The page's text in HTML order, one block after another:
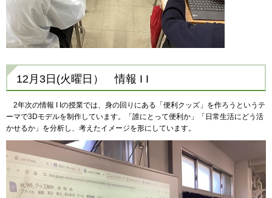
12月3日(火曜日） 情報 I I
2年次の情報 I Iの授業では、身の回りにある「便利クッズ」を作ろうというテ
ーマで3Dモデルを制作しています。「誰にとって便利か」「日常生活にどう活
かせるか」を分析し、考えたイメージを形にしています。